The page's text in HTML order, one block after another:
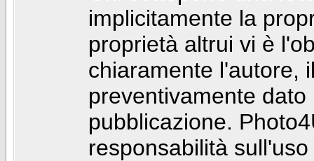
implicitamente la
proprietà altrui vi è
chiaramente l'autore,
preventivamente
pubblicazione.
responsabilità